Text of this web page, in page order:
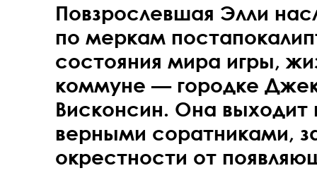
Повзрослевшая Элли
по меркам
состояния мира игры,
коммуне — городке
Висконсин. Она выходит
верными соратниками,
окрестности от